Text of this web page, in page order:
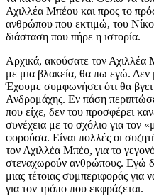
Αχιλλέα Μπέου και προς το
ανθρώπου που εκτιμώ, του
διάσταση που πήρε η ιστορία.
Αρχικά, ακούσατε τον Αχιλλέα
με μια βλακεία, θα πω εγώ.
Έχουμε συμφωνήσει ότι θα
Ανδρομάχης. Εν πάση
που είχε, δεν του προσφέρει
συνέχεια με το σχόλιο για τον
φορούσα. Είναι πολλές οι
τον Αχιλλέα Μπέο, για το
στεναχωρούν ανθρώπους. Εγώ
μιας τέτοιας συμπεριφοράς
για τον τρόπο που εκφράζεται.